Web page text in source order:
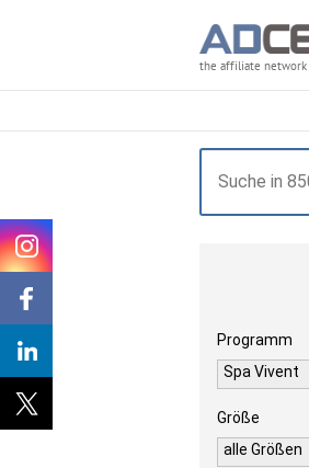
the affiliate network
Programm
Spa Vivent
Größe
alle Größen